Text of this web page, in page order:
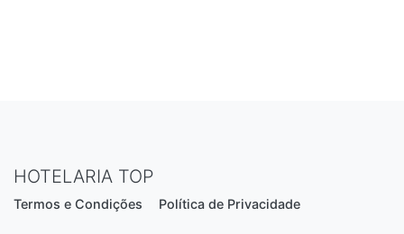
HOTELARIA TOP
Termos e Condições Política de Privacidade